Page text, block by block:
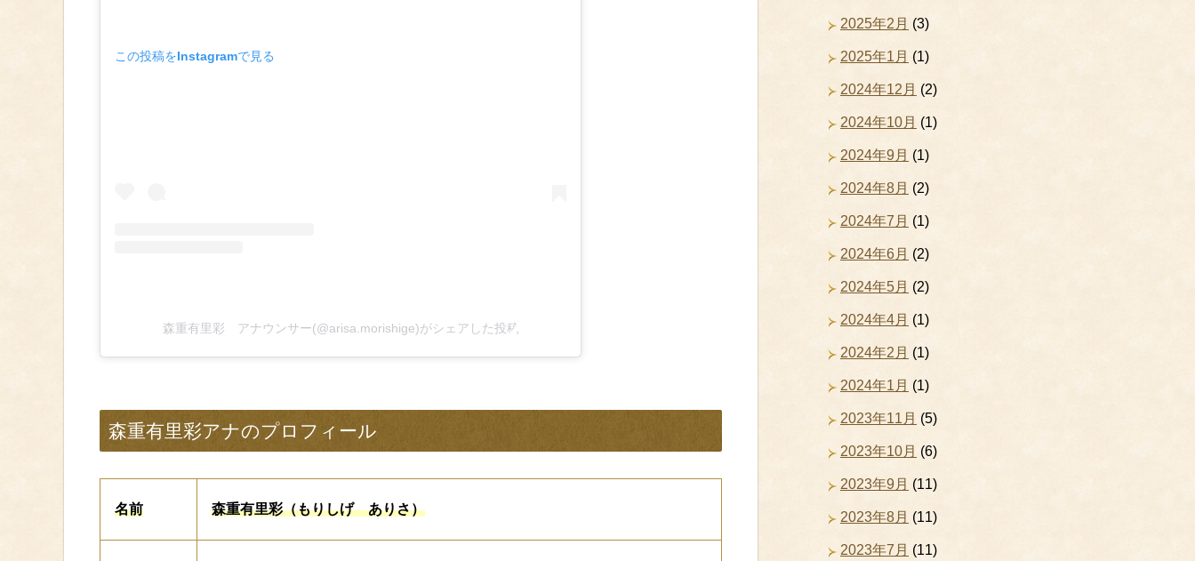
この投稿をInstagramで見る
森重有里彩 アナウンサー(@arisa.morishige)がシェアした投稿
森重有里彩アナのプロフィール
名前 森重有里彩（もりしげ ありさ）
2025年2月 (3)
2025年1月 (1)
2024年12月 (2)
2024年10月 (1)
2024年9月 (1)
2024年8月 (2)
2024年7月 (1)
2024年6月 (2)
2024年5月 (2)
2024年4月 (1)
2024年2月 (1)
2024年1月 (1)
2023年11月 (5)
2023年10月 (6)
2023年9月 (11)
2023年8月 (11)
2023年7月 (11)